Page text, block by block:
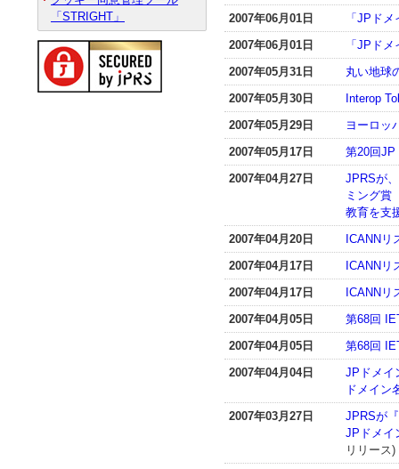
2007年06月01日
「JPド
2007年06月01日
「JPド
2007年05月31日
丸い地球
2007年05月30日
Interop
2007年05月29日
ヨーロッ
2007年05月17日
第20回JP
2007年04月27日
JPRSが
ミング賞
教育を支
2007年04月20日
ICANNリ
2007年04月17日
ICANNリ
2007年04月17日
ICANNリ
2007年04月05日
第68回
2007年04月05日
第68回
2007年04月04日
JPドメイ
ドメイン
2007年03月27日
JPRSが
JPドメイ
リリース)
「STRIGHT」